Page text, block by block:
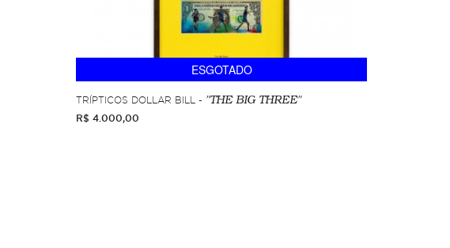
ESGOTADO
TRÍPTICOS DOLLAR BILL - "THE BIG THREE"
R$ 4.000,00